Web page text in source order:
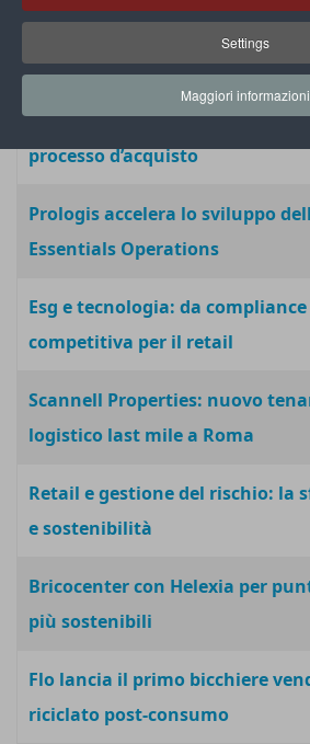
Settings
Maggiori informazioni
Amazon Business integra le
per acquisti Esg
Calligaris con Iungo per
processo d’acquisto
Prologis accelera lo sviluppo
Essentials Operations
Esg e tecnologia: da
competitiva per il retail
Scannell Properties: nuovo
logistico last mile a Roma
Retail e gestione del rischio: la
e sostenibilità
Bricocenter con Helexia per
più sostenibili
Flo lancia il primo bicchiere
riciclato post-consumo